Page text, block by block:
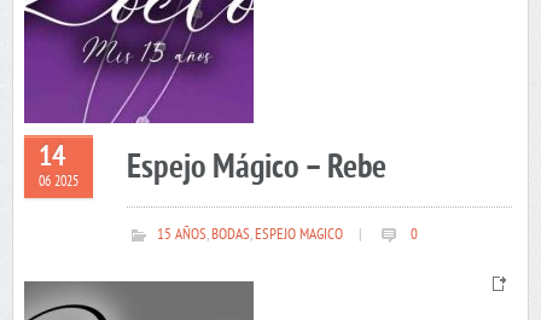
14
06 2025 Espejo Mágico – Rebe
15 AÑOS,BODAS,ESPEJO MAGICO 0